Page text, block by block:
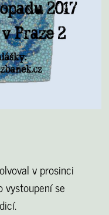
v prosinci
se